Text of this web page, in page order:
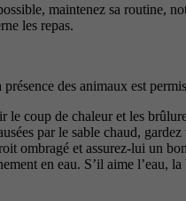
maintenez sa routine,
les repas.
des animaux est
le coup de chaleur et les
par le sable chaud,
ombragé et assurez-lui un bon
en eau. S’il aime l’eau, la